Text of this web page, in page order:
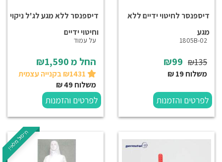
דיספנסר לחיטוי ידיים ללא
מגע
1805B-02
₪99 ₪135
משלוח 19 ₪
לפרטים והזמנות
דיספנסר ללא מגע לג'ל ניקוי
וחיטוי ידיים
על עמוד
החל מ
משלוח 49 ₪
לפרטים והזמנות
חיסול מלאי!